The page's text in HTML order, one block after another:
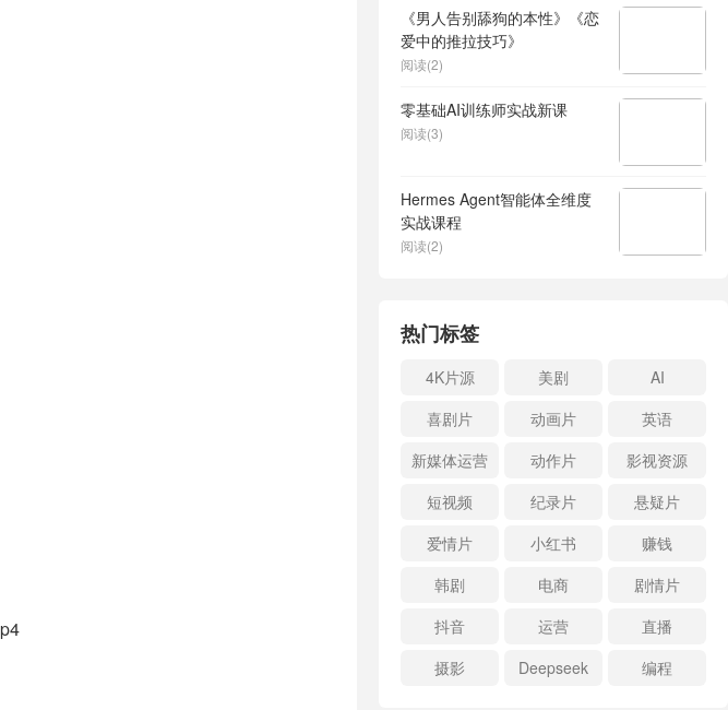
《男人告别舔狗的本性》《恋
爱中的推拉技巧》
阅读(2)
零基础AI训练师实战新课
阅读(3)
Hermes Agent智能体全维度
实战课程
阅读(2)
热门标签
4K片源 美剧
AI
喜剧片
动画片
英语
新媒体运营
动作片
影视资源
短视频
纪录片
悬疑片
爱情片
小红书
赚钱
韩剧
电商
剧情片
抖音
运营
直播
摄影
Deepseek 编程